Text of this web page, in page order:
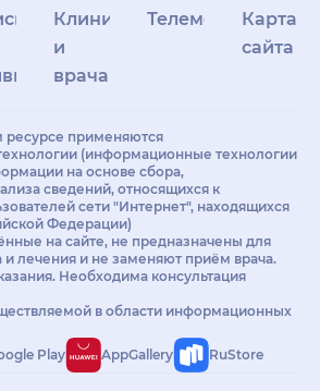
Клиникам
и
врачам
Телемедицина
Карта
сайта
применяются
(информационные технологии
на основе сбора,
сведений, относящихся к
сети "Интернет", находящихся
Федерации)
на сайте, не предназначены для
и лечения и не заменяют приём врача.
Необходима консультация
в области информационных
Play AppGallery RuStore